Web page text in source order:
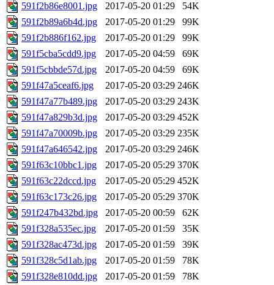
591f2b86e8001.jpg
2017-05-20 01:29
54K
591f2b89a6b4d.jpg
2017-05-20 01:29
99K
591f2b886f162.jpg
2017-05-20 01:29
99K
591f5cba5cdd9.jpg
2017-05-20 04:59
69K
591f5cbbde57d.jpg
2017-05-20 04:59
69K
591f47a5ceaf6.jpg
2017-05-20 03:29 246K
591f47a77b489.jpg
2017-05-20 03:29 243K
591f47a829b3d.jpg
2017-05-20 03:29 452K
591f47a70009b.jpg
2017-05-20 03:29 235K
591f47a646542.jpg
2017-05-20 03:29 246K
591f63c10bbc1.jpg
2017-05-20 05:29 370K
591f63c22dccd.jpg
2017-05-20 05:29 452K
591f63c173c26.jpg
2017-05-20 05:29 370K
591f247b432bd.jpg
2017-05-20 00:59
62K
591f328a535ec.jpg
2017-05-20 01:59
35K
591f328ac473d.jpg
2017-05-20 01:59
39K
591f328c5d1ab.jpg
2017-05-20 01:59
78K
591f328e810dd.jpg
2017-05-20 01:59
78K